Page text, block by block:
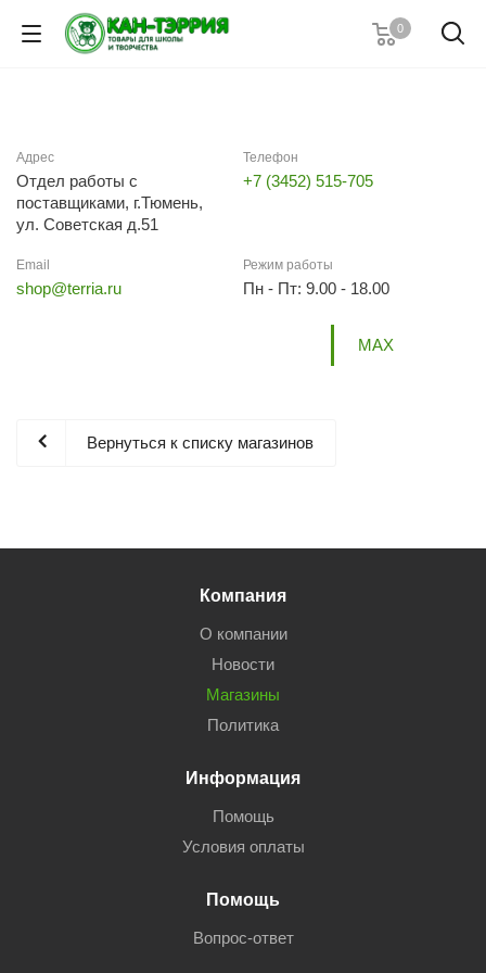
0
Адрес
Отдел работы с
поставщиками, г.Тюмень,
ул. Советская д.51
Телефон
+7 (3452) 515-705
Email
shop@terria.ru
Режим работы
Пн - Пт: 9.00 - 18.00
МАХ
Вернуться к списку магазинов
Компания
О компании
Новости
Магазины
Политика
Информация
Помощь
Условия оплаты
Помощь
Вопрос-ответ